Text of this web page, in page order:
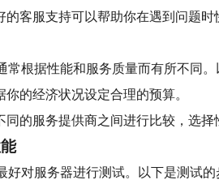
的客服支持可以帮助你在遇到问题时
常根据性能和服务质量而有所不同
的经济状况设定合理的预算。
同的服务提供商之间进行比较，选择
好对服务器进行测试。以下是测试的